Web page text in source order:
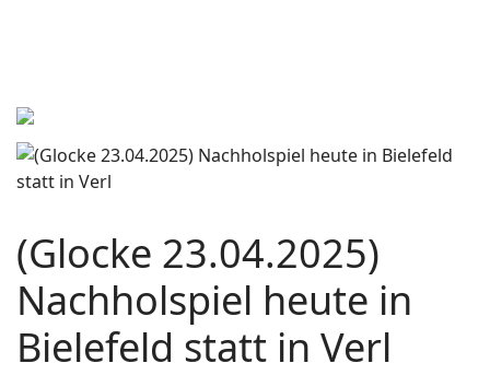
(Glocke 23.04.2025)
Nachholspiel heute in
Bielefeld statt in Verl